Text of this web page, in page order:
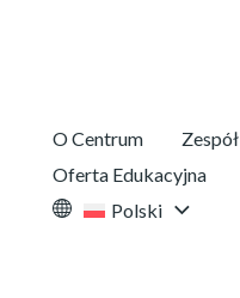
O Centrum Zespół
Oferta Edukacyjna
Polski